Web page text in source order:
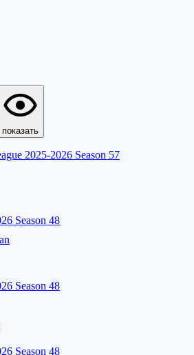
показать
2025-2026 Season 57
Season 48
Season 48
Season 48